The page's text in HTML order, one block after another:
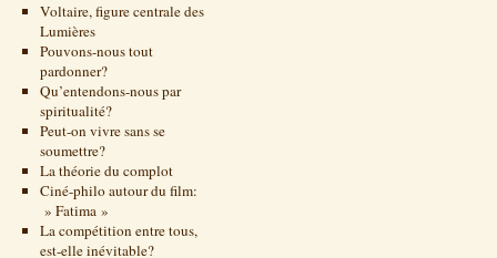
Voltaire, figure centrale des
Lumières
Pouvons-nous tout
pardonner?
Qu’entendons-nous par
spiritualité?
Peut-on vivre sans se
soumettre?
La théorie du complot
Ciné-philo autour du film:
» Fatima »
La compétition entre tous,
est-elle inévitable?